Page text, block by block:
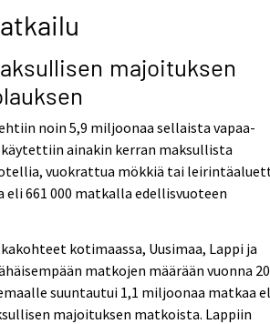
majoituksen
noin 5,9 miljoonaa sellaista vapaa-
ainakin kerran maksullista
vuokrattua mökkiä tai
eli 661 000 matkalla edellisvuoteen
kotimaassa, Uusimaa, Lappi ja
matkojen määrään vuonna
suuntautui 1,1 miljoonaa matkaa
majoituksen matkoista. Lappiin